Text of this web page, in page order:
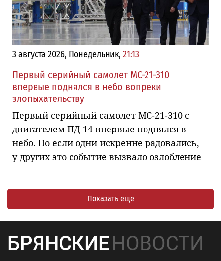
3 августа 2026, Понедельник, 21:13
Первый серийный самолет МС-21-310
впервые поднялся в небо вопреки
злопыхательству
Первый серийный самолет МС-21-310 с
двигателем ПД-14 впервые поднялся в
небо. Но если одни искренне радовались,
у других это событие вызвало озлобление
Показать еще
БРЯНСКИЕНОВОСТИ